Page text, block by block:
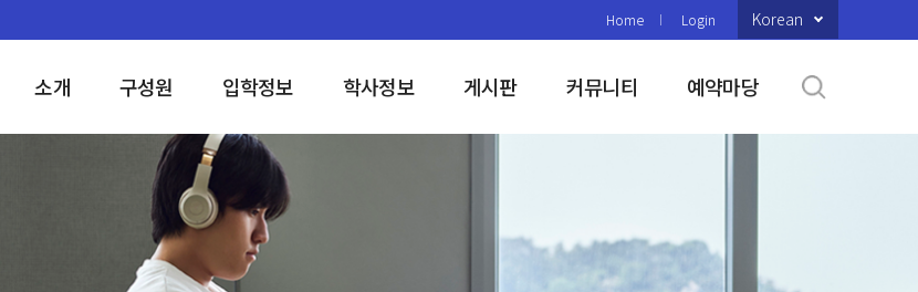
Home Login Korean
소개 구성원 입학정보 학사정보 게시판 커뮤니티 예약마당